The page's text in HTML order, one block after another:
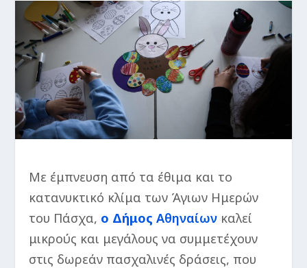
Με έμπνευση από τα έθιμα και το
κατανυκτικό κλίμα των Άγιων Ημερών
του Πάσχα, ο Δήμος Αθηναίων καλεί
μικρούς και μεγάλους να συμμετέχουν
στις δωρεάν πασχαλινές δράσεις, που